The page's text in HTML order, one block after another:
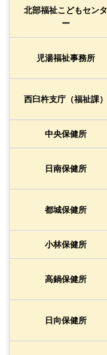
北部福祉こどもセンタ
ー
児湯福祉事務所
西臼杵支庁（福祉課）
中央保健所
日南保健所
都城保健所
小林保健所
高鍋保健所
日向保健所